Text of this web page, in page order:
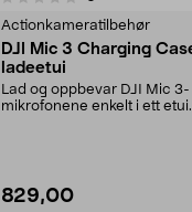
Actionkameratilbehør
DJI Mic 3 Charging
ladeetui
Lad og oppbevar DJI Mic 3-
mikrofonene enkelt i ett etui.
829,00